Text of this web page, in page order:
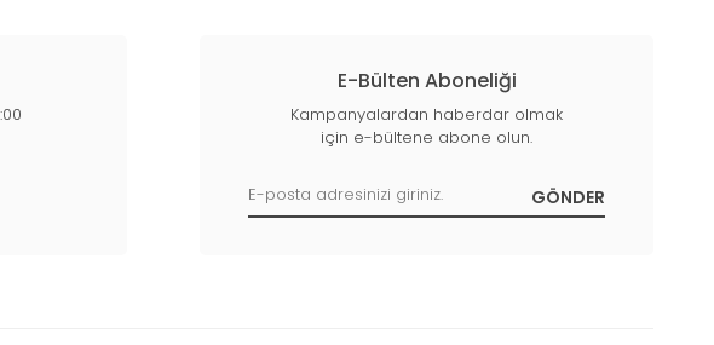
E-Bülten Aboneliği
Kampanyalardan haberdar olmak
için e-bültene abone olun.